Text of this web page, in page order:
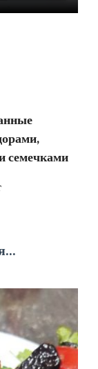
семечками